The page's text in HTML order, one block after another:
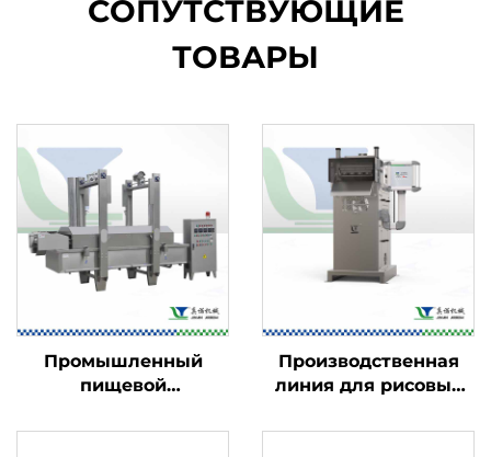
СОПУТСТВУЮЩИЕ
ТОВАРЫ
Промышленный
пищевой
Производственная
линия для рисовых